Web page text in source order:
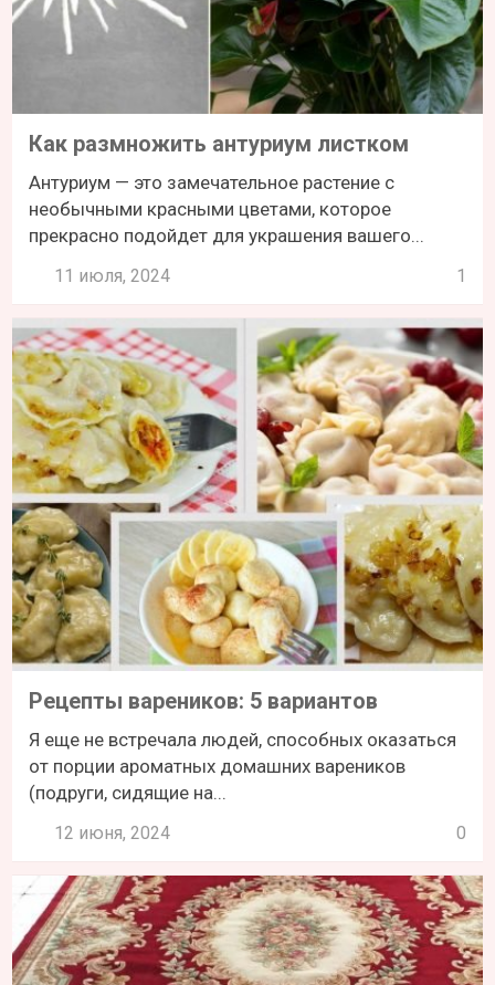
Как размножить антуриум листком
Антуриум — это замечательное растение с
необычными красными цветами, которое
прекрасно подойдет для украшения вашего...
11 июля, 2024 1
Рецепты вареников: 5 вариантов
Я еще не встречала людей, способных оказаться
от порции ароматных домашних вареников
(подруги, сидящие на...
12 июня, 2024 0